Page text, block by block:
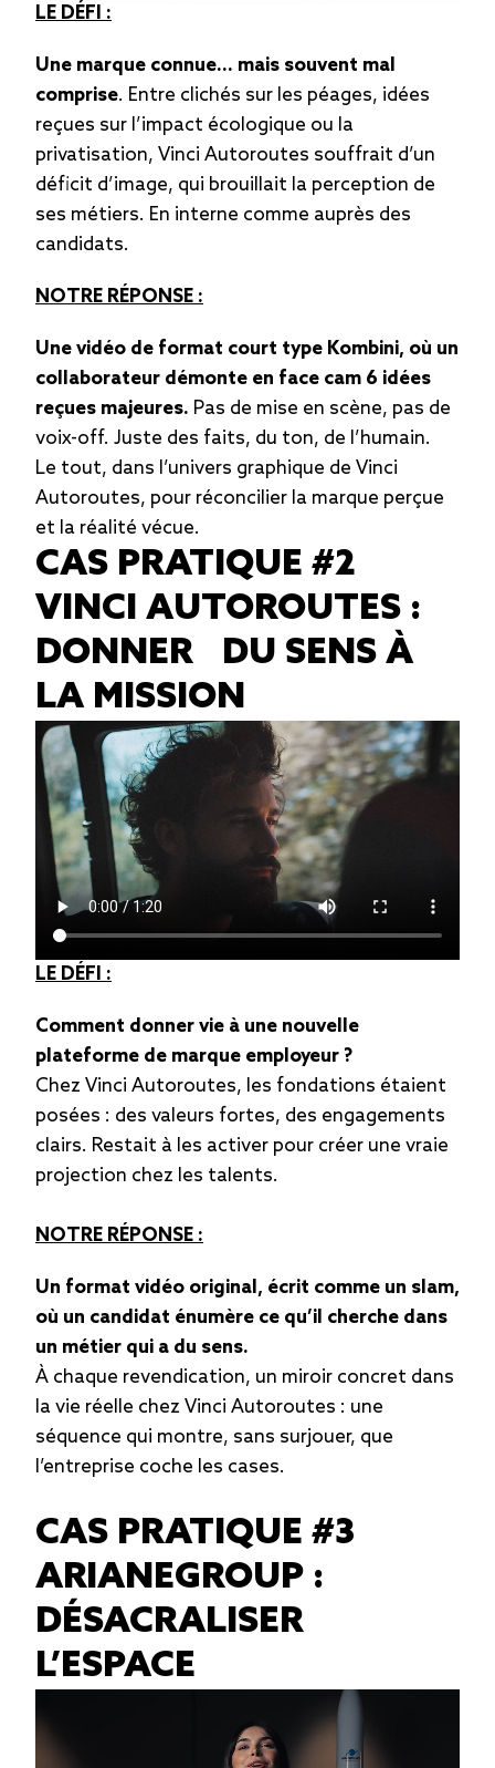
LE DÉFI :
Une marque connue… mais souvent mal
comprise. Entre clichés sur les péages, idées
reçues sur l’impact écologique ou la
privatisation, Vinci Autoroutes souffrait d’un
déficit d’image, qui brouillait la perception de
ses métiers. En interne comme auprès des
candidats.
NOTRE RÉPONSE :
Une vidéo de format court type Kombini, où un
collaborateur démonte en face cam 6 idées
reçues majeures. Pas de mise en scène, pas de
voix-off. Juste des faits, du ton, de l’humain.
Le tout, dans l’univers graphique de Vinci
Autoroutes, pour réconcilier la marque perçue
et la réalité vécue.
CAS PRATIQUE #2
VINCI AUTOROUTES :
DONNER DU SENS À
LA MISSION
LE DÉFI :
Comment donner vie à une nouvelle
plateforme de marque employeur ?
Chez Vinci Autoroutes, les fondations étaient
posées : des valeurs fortes, des engagements
clairs. Restait à les activer pour créer une vraie
projection chez les talents.
NOTRE RÉPONSE :
Un format vidéo original, écrit comme un slam,
où un candidat énumère ce qu’il cherche dans
un métier qui a du sens.
À chaque revendication, un miroir concret dans
la vie réelle chez Vinci Autoroutes : une
séquence qui montre, sans surjouer, que
l’entreprise coche les cases.
CAS PRATIQUE #3
ARIANEGROUP :
DÉSACRALISER
L’ESPACE